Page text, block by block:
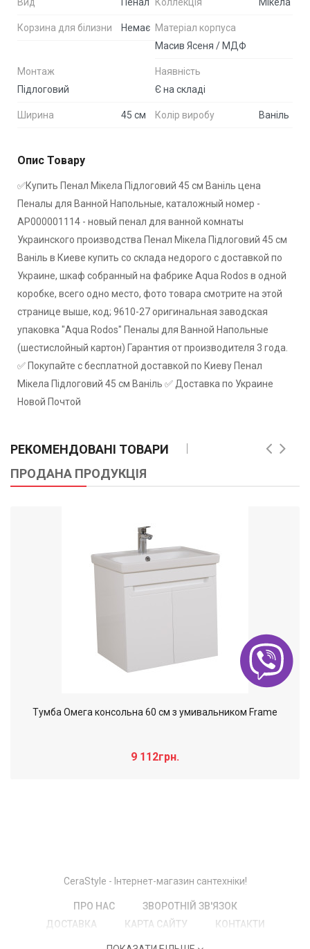
Вид Пенал Коллекція Мікела
Корзина для білизни Немає Матеріал корпуса
Масив Ясеня / МДФ
Монтаж
Підлоговий
Наявність
Є на складі
Ширина 45 см Колір виробу Ваніль
Опис Товару
✅Купить Пенал Мікела Підлоговий 45 см Ваніль цена
Пеналы для Ванной Напольные, каталожный номер -
АР000001114 - новый пенал для ванной комнаты
Украинского производства Пенал Мікела Підлоговий 45 см
Ваніль в Киеве купить со склада недорого с доставкой по
Украине, шкаф собранный на фабрике Aqua Rodos в одной
коробке, всего одно место, фото товара смотрите на этой
странице выше, код; 9610-27 оригинальная заводская
упаковка "Aqua Rodos" Пеналы для Ванной Напольные
(шестислойный картон) Гарантия от производителя 3 года.
✅ Покупайте с бесплатной доставкой по Киеву Пенал
Мікела Підлоговий 45 см Ваніль ✅ Доставка по Украине
Новой Почтой
РЕКОМЕНДОВАНІ ТОВАРИ
ПРОДАНА ПРОДУКЦІЯ
Тумба Омега консольна 60 см з умивальником Frame
9 112грн.
CeraStyle - Інтернет-магазин сантехніки!
ПРО НАС
ЗВОРОТНІЙ ЗВ'ЯЗОК
ДОСТАВКА
КАРТА САЙТУ КОНТАКТИ